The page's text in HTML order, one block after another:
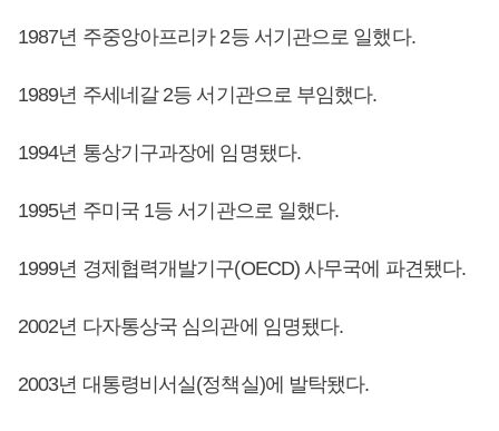
1987년 주중앙아프리카 2등 서기관으로 일했다.
1989년 주세네갈 2등 서기관으로 부임했다.
1994년 통상기구과장에 임명됐다.
1995년 주미국 1등 서기관으로 일했다.
1999년 경제협력개발기구(OECD) 사무국에 파견됐다.
2002년 다자통상국 심의관에 임명됐다.
2003년 대통령비서실(정책실)에 발탁됐다.